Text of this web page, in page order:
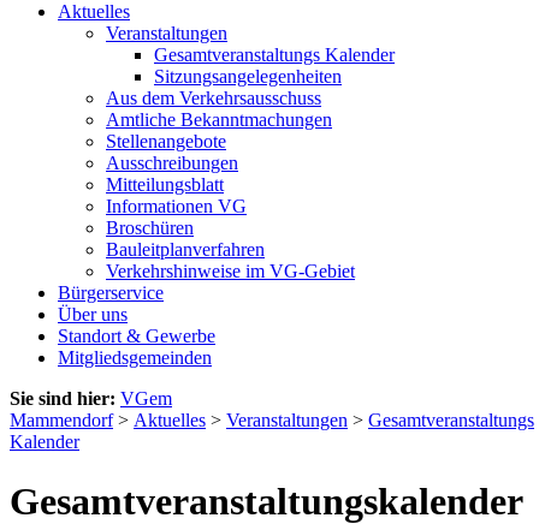
Aktuelles
Veranstaltungen
Gesamtveranstaltungs Kalender
Sitzungsangelegenheiten
Aus dem Verkehrsausschuss
Amtliche Bekanntmachungen
Stellenangebote
Ausschreibungen
Mitteilungsblatt
Informationen VG
Broschüren
Bauleitplanverfahren
Verkehrshinweise im VG-Gebiet
Bürgerservice
Über uns
Standort & Gewerbe
Mitgliedsgemeinden
Sie sind hier: VGem
Mammendorf> Aktuelles > Veranstaltungen > Gesamtveranstaltungs
Kalender
Gesamtveranstaltungskalender